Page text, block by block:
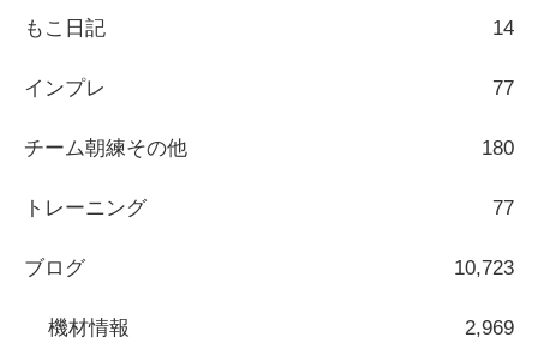
もこ日記 14
インプレ 77
チーム朝練その他 180
トレーニング 77
ブログ 10,723
機材情報 2,969